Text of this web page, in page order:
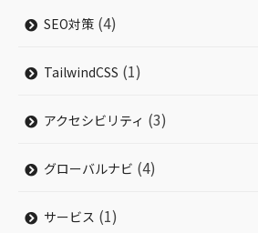
SEO対策 (4)
TailwindCSS (1)
アクセシビリティ (3)
グローバルナビ (4)
サービス (1)